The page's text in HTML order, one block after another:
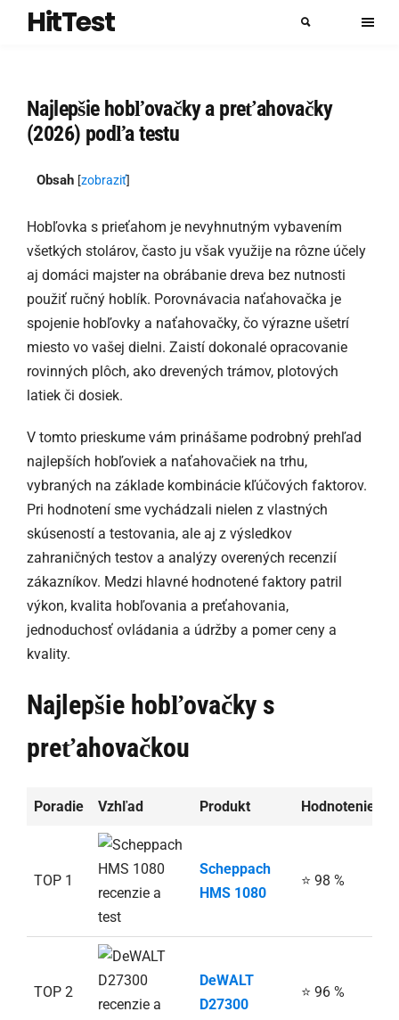
HitTest
Najlepšie hobľovačky a preťahovačky
(2026) podľa testu
Obsah [zobraziť]
Hobľovka s prieťahom je nevyhnutným vybavením
všetkých stolárov, často ju však využije na rôzne účely
aj domáci majster na obrábanie dreva bez nutnosti
použiť ručný hoblík. Porovnávacia naťahovačka je
spojenie hobľovky a naťahovačky, čo výrazne ušetrí
miesto vo vašej dielni. Zaistí dokonalé opracovanie
rovinných plôch, ako drevených trámov, plotových
latiek či dosiek.
V tomto prieskume vám prinášame podrobný prehľad
najlepších hobľoviek a naťahovačiek na trhu,
vybraných na základe kombinácie kľúčových faktorov.
Pri hodnotení sme vychádzali nielen z vlastných
skúseností a testovania, ale aj z výsledkov
zahraničných testov a analýzy overených recenzií
zákazníkov. Medzi hlavné hodnotené faktory patril
výkon, kvalita hobľovania a preťahovania,
jednoduchosť ovládania a údržby a pomer ceny a
kvality.
Najlepšie hobľovačky s
preťahovačkou
Poradie Vzhľad Produkt Hodnotenie
TOP 1
Scheppach
HMS 1080
⭐ 98 %
TOP 2
DeWALT
D27300
⭐ 96 %